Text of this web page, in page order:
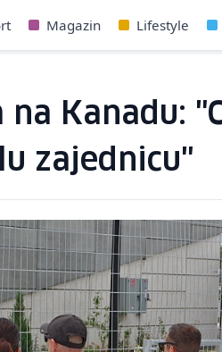
Magazin Lifestyle
Kanadu:
zajednicu"